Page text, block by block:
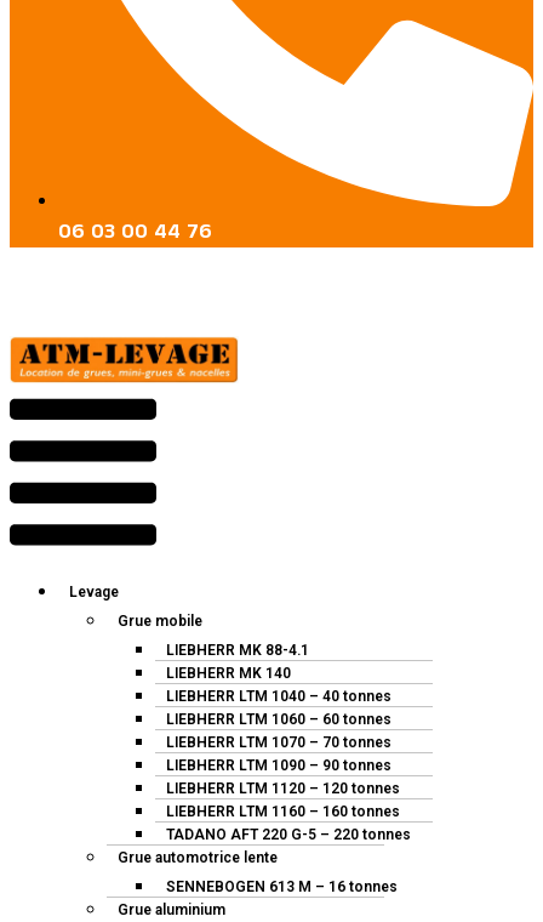
06 03 00 44 76
Menu
Levage
Grue mobile
LIEBHERR MK 88-4.1
LIEBHERR MK 140
LIEBHERR LTM 1040 – 40 tonnes
LIEBHERR LTM 1060 – 60 tonnes
LIEBHERR LTM 1070 – 70 tonnes
LIEBHERR LTM 1090 – 90 tonnes
LIEBHERR LTM 1120 – 120 tonnes
LIEBHERR LTM 1160 – 160 tonnes
TADANO AFT 220 G-5 – 220 tonnes
Grue automotrice lente
SENNEBOGEN 613 M – 16 tonnes
Grue aluminium